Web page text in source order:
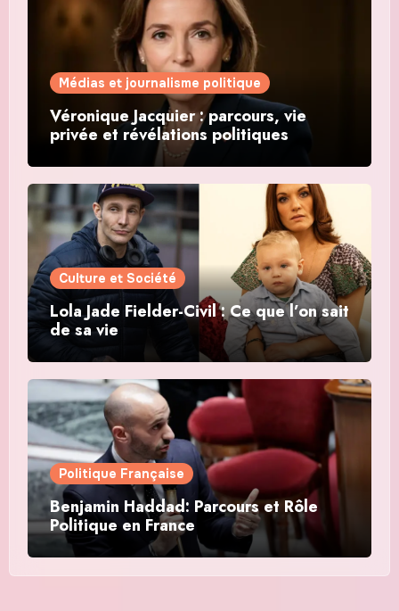
Médias et journalisme politique
Véronique Jacquier : parcours, vie
privée et révélations politiques
Culture et Société
Lola Jade Fielder-Civil : Ce que l’on sait
de sa vie
Politique Française
Benjamin Haddad: Parcours et Rôle
Politique en France